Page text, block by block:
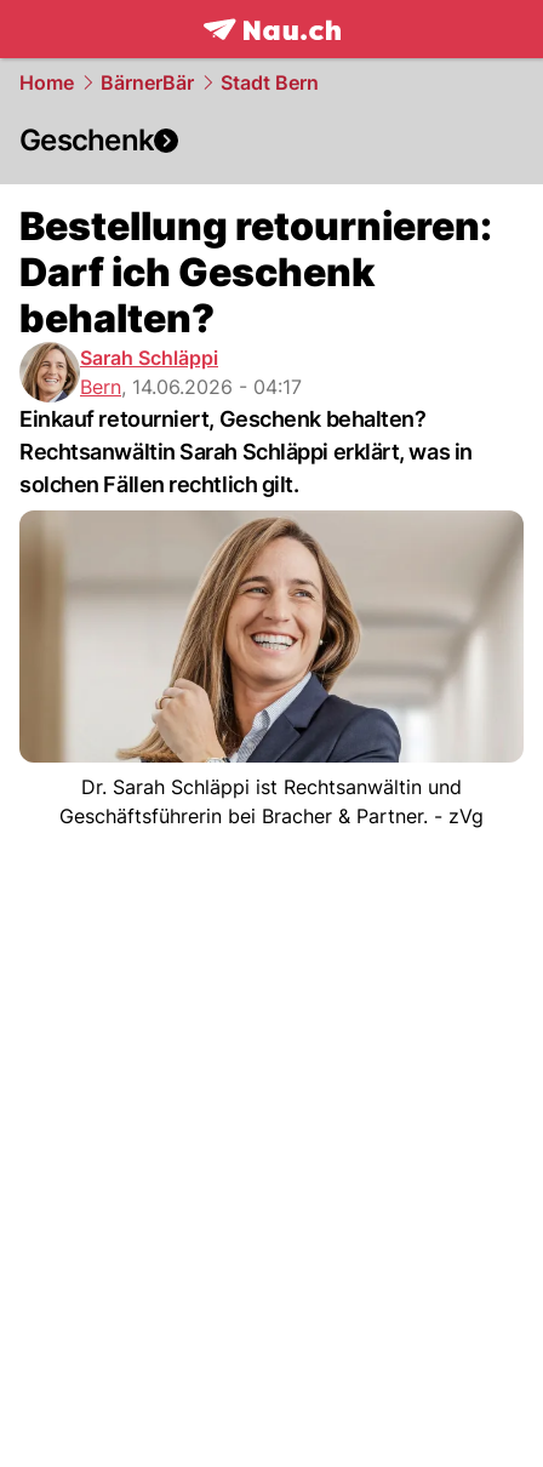
frontpage.NAU.ch
Home BärnerBär Stadt Bern
Geschenk
Bestellung retournieren:
Darf ich Geschenk
behalten?
Sarah Schläppi
Bern, 14.06.2026 - 04:17
Einkauf retourniert, Geschenk behalten?
Rechtsanwältin Sarah Schläppi erklärt, was in
solchen Fällen rechtlich gilt.
Dr. Sarah Schläppi ist Rechtsanwältin und
Geschäftsführerin bei Bracher & Partner. - zVg